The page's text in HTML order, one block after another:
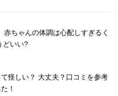
ちゃんの体調は心配しすぎるく
どいい?
怪しい？ 大丈夫？口コミを参考
！